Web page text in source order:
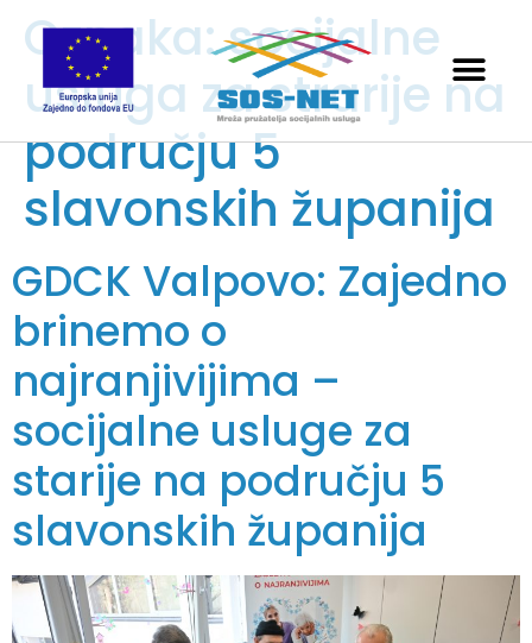
Oznaka:socijalne
usluga za strarije na
području 5
slavonskih županija
GDCK Valpovo: Zajedno
brinemo o
najranjivijima –
socijalne usluge za
starije na području 5
slavonskih županija